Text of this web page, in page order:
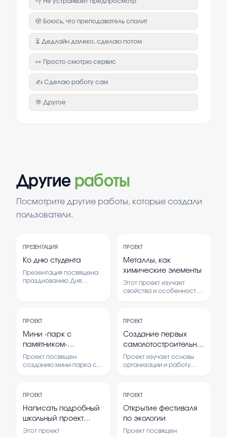
🫣 Боюсь, что преподаватель спалит
⏳ Дедлайн далеко, сделаю потом
👀 Просто смотрю сервис
✍️ Сделаю работу сам
💬 Другое
Другие работы
Посмотрите другие работы, которые создали
пользователи.
ПРЕЗЕНТАЦИЯ
Ко дню студента
Презентация посвящена
празднованию Дня
Также представлены идеи
поздравлений студентов.
ПРОЕКТ
Металлы, как
химические элементы
Этот проект изучает
свойства и особенности
виды, применение и
влияние на окружающую
ПРОЕКТ
Мини -парк с
памятником-
мемориалом в память
о погибших
Проект посвящен
созданию мини-парка с
нем изучается значение
памятных мест и их
влияние на сообщество.
ПРОЕКТ
Создание первых
самолотостроительных
конструкторских
бюро
Проект изучает основы
организации и работу
исследуются методы
создания и развития таких
бюро, а также их роль в
авиационной
промышленности.
ПРОЕКТ
Написать подробный
школьный проект
ученика 5 класса по
Этот проект
ПРОЕКТ
Открытие фестиваля
по экологии
Проект посвящен